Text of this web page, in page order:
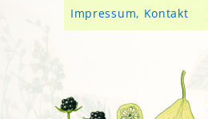
Impressum, Kontakt